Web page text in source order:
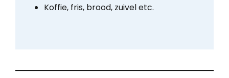
Koffie, fris, brood, zuivel etc.